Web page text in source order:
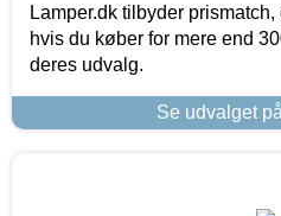
Lamper.dk tilbyder
hvis du køber for mere end
deres udvalg.
Se udvalget